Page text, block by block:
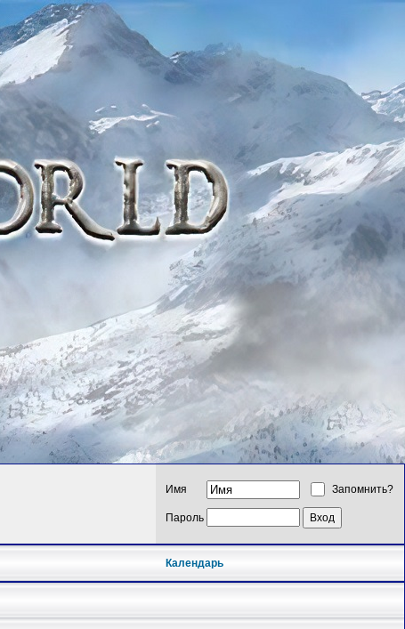
Имя Запомнить?
Пароль
Календарь